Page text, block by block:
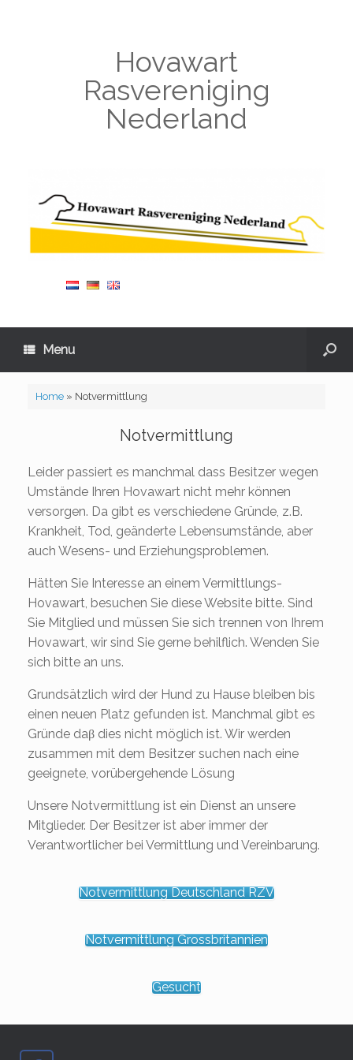
Hovawart
Rasvereniging
Nederland
Menu
Home» Notvermittlung
Notvermittlung
Leider passiert es manchmal dass Besitzer wegen
Umstände Ihren Hovawart nicht mehr können
versorgen. Da gibt es verschiedene Gründe, z.B.
Krankheit, Tod, geänderte Lebensumstände, aber
auch Wesens- und Erziehungsproblemen.
Hätten Sie Interesse an einem Vermittlungs-
Hovawart, besuchen Sie diese Website bitte. Sind
Sie Mitglied und müssen Sie sich trennen von Ihrem
Hovawart, wir sind Sie gerne behilflich. Wenden Sie
sich bitte an uns.
Grundsätzlich wird der Hund zu Hause bleiben bis
einen neuen Platz gefunden ist. Manchmal gibt es
Gründe daβ dies nicht möglich ist. Wir werden
zusammen mit dem Besitzer suchen nach eine
geeignete, vorübergehende Lösung
Unsere Notvermittlung ist ein Dienst an unsere
Mitglieder. Der Besitzer ist aber immer der
Verantwortlicher bei Vermittlung und Vereinbarung.
Notvermittlung Deutschland RZV
Notvermittlung Grossbritannien
Gesucht